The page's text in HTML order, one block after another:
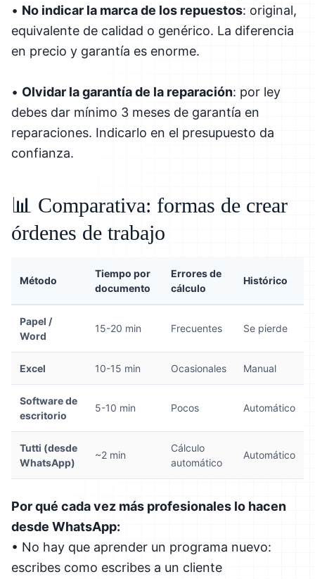
• No indicar la marca de los repuestos: original,
equivalente de calidad o genérico. La diferencia
en precio y garantía es enorme.
• Olvidar la garantía de la reparación: por ley
debes dar mínimo 3 meses de garantía en
reparaciones. Indicarlo en el presupuesto da
confianza.
📊 Comparativa: formas de crear
órdenes de trabajo
Método
Tiempo por
documento
Errores de
cálculo
Histórico
Papel /
Word
15-20 min Frecuentes Se pierde
Excel 10-15 min Ocasionales Manual
Software de
escritorio
5-10 min Pocos Automático
Tutti (desde
WhatsApp)
~2 min
Cálculo
automático
Automático
Por qué cada vez más profesionales lo hacen
desde WhatsApp:
• No hay que aprender un programa nuevo:
escribes como escribes a un cliente